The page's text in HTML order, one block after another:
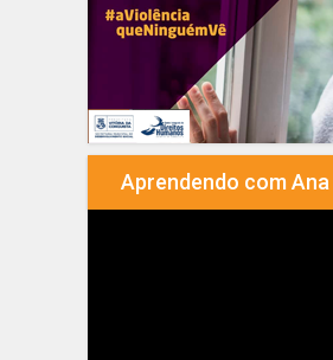
Aprendendo com Ana